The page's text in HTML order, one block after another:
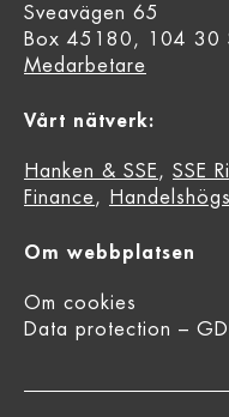
Sveavägen 65
Box 45180, 104 30
Medarbetare
Vårt nätverk:
Hanken & SSE , SSE
Finance,
Om webbplatsen
Om cookies
Data protection –